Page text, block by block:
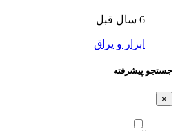
6 سال قبل
ابزار و یراق
جستجو پیشرفته
×